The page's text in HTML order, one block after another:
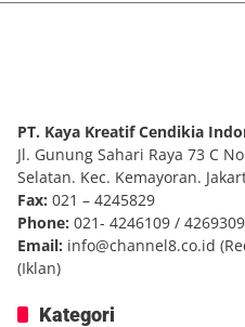
PT. Kaya Kreatif Cendikia
Jl. Gunung Sahari Raya 73 C
Selatan. Kec. Kemayoran.
Fax: 021 – 4245829
Phone: 021- 4246109 / 4269309
Email: info@channel8.co.id
(Iklan)
Kategori